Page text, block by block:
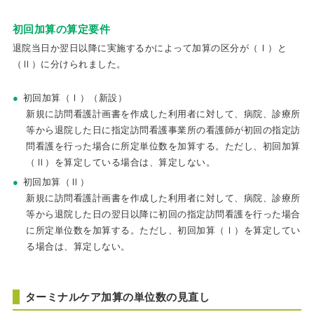
初回加算の算定要件
退院当日か翌日以降に実施するかによって加算の区分が（Ⅰ）と
（Ⅱ）に分けられました。
初回加算（Ⅰ）（新設）
新規に訪問看護計画書を作成した利用者に対して、病院、診療所
等から退院した日に指定訪問看護事業所の看護師が初回の指定訪
問看護を行った場合に所定単位数を加算する。ただし、初回加算
（Ⅱ）を算定している場合は、算定しない。
初回加算（Ⅱ）
新規に訪問看護計画書を作成した利用者に対して、病院、診療所
等から退院した日の翌日以降に初回の指定訪問看護を行った場合
に所定単位数を加算する。ただし、初回加算（Ⅰ）を算定してい
る場合は、算定しない。
ターミナルケア加算の単位数の見直し